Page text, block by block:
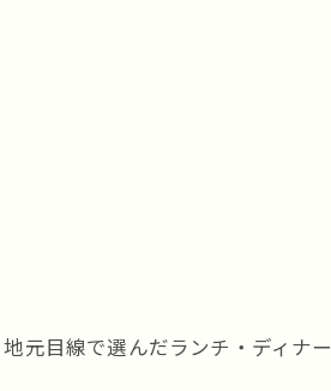
元目線で選んだランチ・ディ